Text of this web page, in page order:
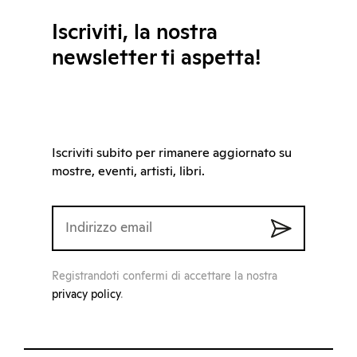
Iscriviti, la nostra
newsletter ti aspetta!
Iscriviti subito per rimanere aggiornato su
mostre, eventi, artisti, libri.
Registrandoti confermi di accettare la nostra
privacy policy.